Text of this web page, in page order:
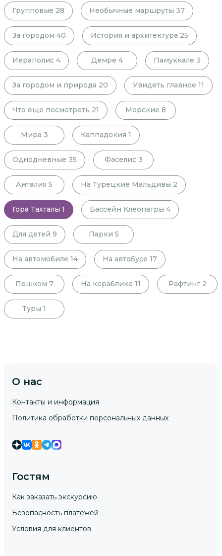
Групповые 28 Необычные маршруты 37
За городом 40 История и архитектура 25
Иераполис 4 Демре 4 Памуккале 3
За городом и природа 20 Увидеть главное 11
Что еще посмотреть 21 Морские 8
Мира 3 Каппадокия 1
Однодневные 35 Фаселис 3
Анталия 5 На Турецкие Мальдивы 2
Гора Тахталы 1 Бассейн Клеопатры 4
Для детей 9 Парки 5
На автомобиле 14 На автобусе 17
Пешком 7 На кораблике 11 Рафтинг 2
Туры 1
О нас
Контакты и информация
Политика обработки персональных данных
Гостям
Как заказать экскурсию
Безопасность платежей
Условия для клиентов